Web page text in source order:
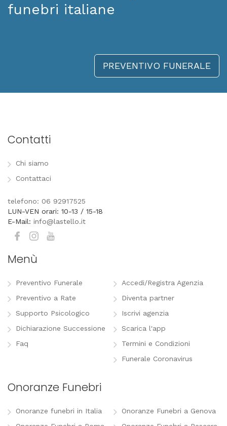
funebri italiane
PREVENTIVO FUNERALE
Contatti
Chi siamo
Contattaci
telefono: 06 92917525
LUN-VEN orari: 10-13 / 15-18
E-Mail: info@lastello.it
Menù
Preventivo Funerale
Preventivo a Rate
Supporto Psicologico
Dichiarazione Successione
Faq
Accedi/Registra Agenzia
Diventa partner
Iscrivi agenzia
Scarica l'app
Termini e Condizioni
Funerale Coronavirus
Onoranze Funebri
Onoranze funebri in Italia
Onoranze Funebri a Genova